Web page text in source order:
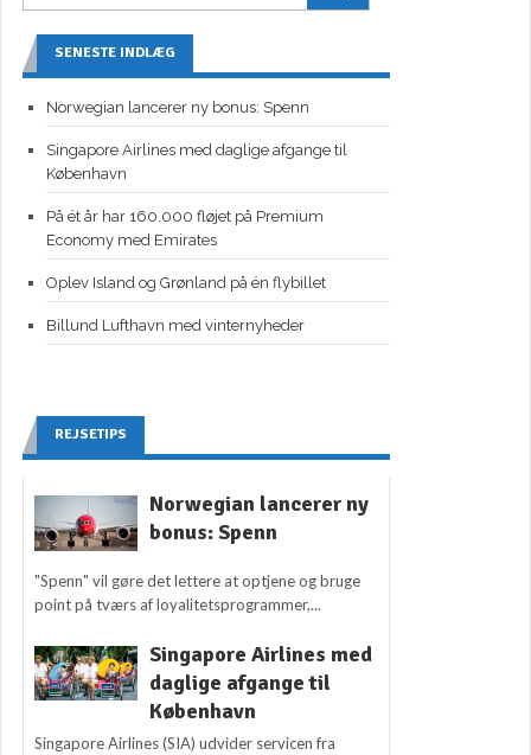
SENESTE INDLÆG
Norwegian lancerer ny bonus: Spenn
Singapore Airlines med daglige afgange til
København
På ét år har 160.000 fløjet på Premium
Economy med Emirates
Oplev Island og Grønland på én flybillet
Billund Lufthavn med vinternyheder
REJSETIPS
Norwegian lancerer ny
bonus: Spenn
"Spenn" vil gøre det lettere at optjene og bruge
point på tværs af loyalitetsprogrammer,...
Singapore Airlines med
daglige afgange til
København
Singapore Airlines (SIA) udvider servicen fra